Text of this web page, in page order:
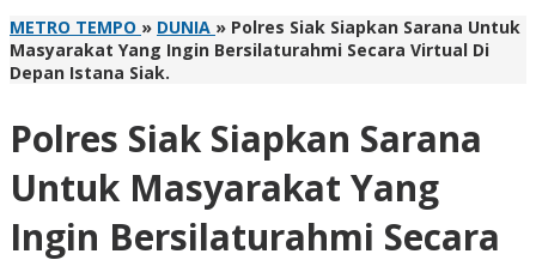
METRO TEMPO » DUNIA » Polres Siak Siapkan Sarana Untuk
Masyarakat Yang Ingin Bersilaturahmi Secara Virtual Di
Depan Istana Siak.
Polres Siak Siapkan Sarana
Untuk Masyarakat Yang
Ingin Bersilaturahmi Secara